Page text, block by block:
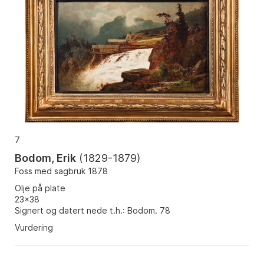
7
Bodom, Erik (1829-1879)
Foss med sagbruk 1878
Olje på plate
23x38
Signert og datert nede t.h.: Bodom. 78
Vurdering